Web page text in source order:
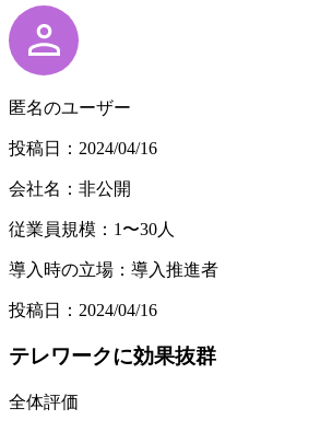
匿名のユーザー
投稿日：2024/04/16
会社名：非公開
従業員規模：1〜30人
導入時の立場：導入推進者
投稿日：2024/04/16
テレワークに効果抜群
全体評価